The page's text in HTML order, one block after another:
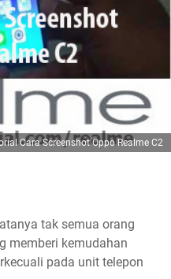
Cara Screenshot Oppo Realme C2
tak semua orang
memberi kemudahan
pada unit telepon